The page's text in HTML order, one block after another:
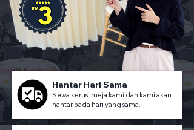
Hantar Hari Sama
Sewa kerusi meja kami dan kami akan
hantar pada hari yang sama.